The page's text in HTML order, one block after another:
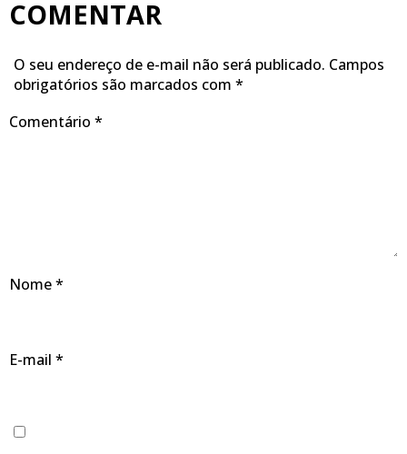
COMENTAR
O seu endereço de e-mail não será publicado. Campos
obrigatórios são marcados com *
Comentário *
Nome*
E-mail *